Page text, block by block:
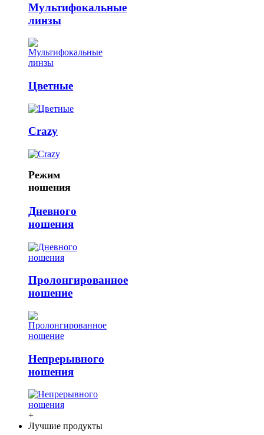
Мультифокальные
линзы
Цветные
Crazy
Режим
ношения
Дневного
ношения
Пролонгированное
ношение
Непрерывного
ношения
+
Лучшие продукты